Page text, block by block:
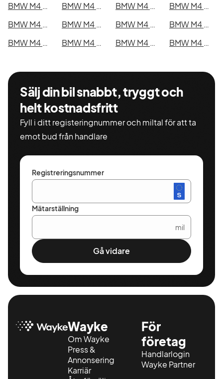
BMW M4 Competition xDrive Coupé i Ystad
BMW M4 Competition xDrive Coupé i Östersund BMW M4 Competition xDrive Coupé i Borlänge
BMW M4 Competition xDrive Coupé i Kiruna
BMW M4 Competition xDrive Coupé i Nyköping
BMW M4 Competition xDrive Coupé i Oskarshamn BMW M4 Competition xDrive Coupé i Sigtuna
BMW M4 Competition xDrive Coupé i Skellefteå
BMW M4 Competition xDrive Coupé i Skövde
BMW M4 Competition xDrive Coupé i Trollhättan BMW M4 Competition xDrive Coupé i Alingsås BMW M4 Competition xDrive Coupé i Båstad
Sälj din bil snabbt, tryggt och
helt kostnadsfritt
Fyll i ditt registeringnummer och miltal för att ta
emot bud från handlare
Registreringsnummer
Mätarställning
mil
Gå vidare
Wayke
Om Wayke
Press &
Annonsering
Karriär
För
företag
Handlarlogin
Wayke Partner